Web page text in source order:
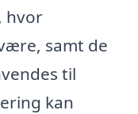
hvor
samt de
til
kan